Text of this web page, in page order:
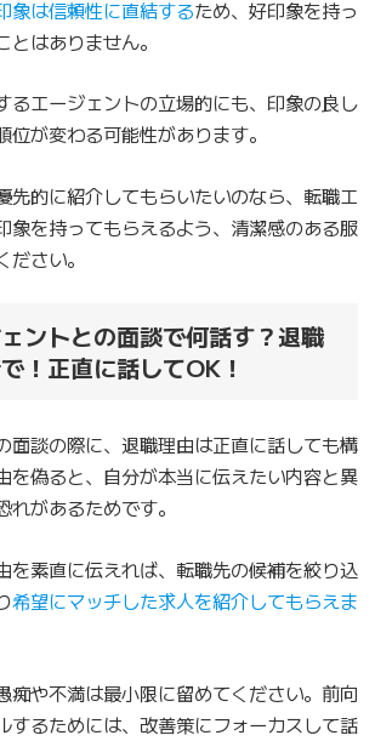
象は信頼性に直結するため、好印象を持っ
はありません。
るエージェントの立場的にも、印象の良し
位が変わる可能性があります。
先的に紹介してもらいたいのなら、転職エ
象を持ってもらえるよう、清潔感のある服
さい。
ントとの面談で何話す？退職
！正直に話してOK！
面談の際に、退職理由は正直に話しても構
を偽ると、自分が本当に伝えたい内容と異
があるためです。
を素直に伝えれば、転職先の候補を絞り込
希望にマッチした求人を紹介してもらえま
痴や不満は最小限に留めてください。前向
するためには、改善策にフォーカスして話